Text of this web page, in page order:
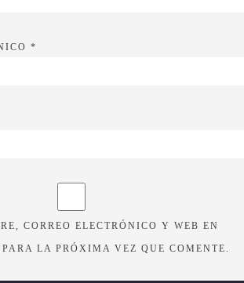
*
CORREO ELECTRÓNICO Y WEB EN
LA PRÓXIMA VEZ QUE COMENTE.